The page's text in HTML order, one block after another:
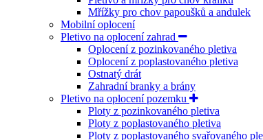
Mřížky pro chov papoušků a andulek
Mobilní oplocení
Pletivo na oplocení zahrad
Oplocení z pozinkovaného pletiva
Oplocení z poplastovaného pletiva
Ostnatý drát
Zahradní branky a brány
Pletivo na oplocení pozemku
Ploty z pozinkovaného pletiva
Ploty z poplastovaného pletiva
Ploty z poplastovaného svařovaného